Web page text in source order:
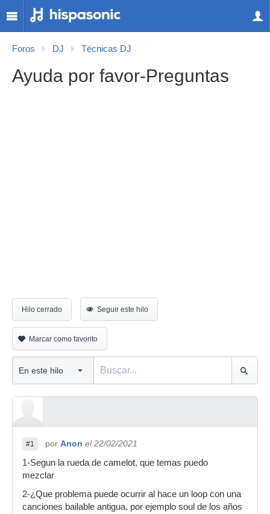
Foros DJ Técnicas DJ
Ayuda por favor-Preguntas
Hilo cerrado Seguir este hilo
Marcar como favorito
#1 por Anon el 22/02/2021
1-Segun la rueda de camelot, que temas puedo
mezclar
2-¿Que problema puede ocurrir al hace un loop con una
canciones bailable antigua, por ejemplo soul de los años